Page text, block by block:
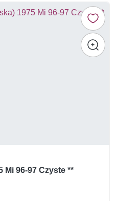
Mi 96-97 Czyste **